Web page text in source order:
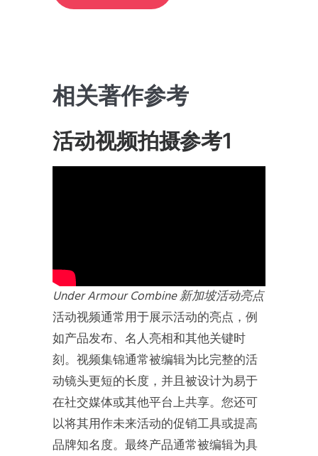
相关著作参考
活动视频拍摄参考1
Under Armour Combine 新加坡活动亮点
活动视频通常用于展示活动的亮点，例
如产品发布、名人亮相和其他关键时
刻。视频集锦通常被编辑为比完整的活
动镜头更短的长度，并且被设计为易于
在社交媒体或其他平台上共享。您还可
以将其用作未来活动的促销工具或提高
品牌知名度。最终产品通常被编辑为具